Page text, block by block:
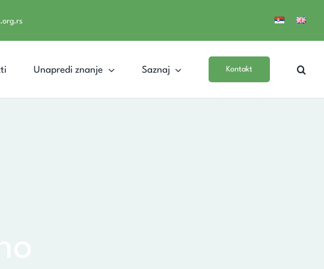
Unapredi znanje Saznaj Kontakt